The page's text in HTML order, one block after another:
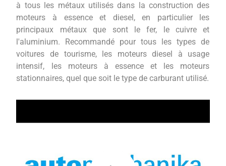
à tous les métaux utilisés dans la construction des
moteurs à essence et diesel, en particulier les
principaux métaux que sont le fer, le cuivre et
l'aluminium. Recommandé pour tous les types de
voitures de tourisme, les moteurs diesel à usage
intensif, les moteurs à essence et les moteurs
stationnaires, quel que soit le type de carburant utilisé.